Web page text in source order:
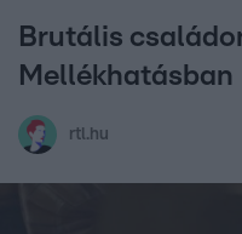
Brutális
Mellékhatásban
rtl.hu